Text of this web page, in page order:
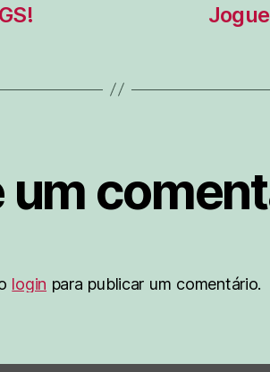
um
login para publicar um comentário.